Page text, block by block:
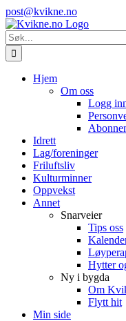
Skip
to
content
Instagram
E-
post
post@kvikne.no
Søk
etter:
Hjem
Om oss
Logg
Idrett
Lag/foreninger
Friluftsliv
Kulturminner
Oppvekst
Annet
Snarveier
Tips oss
Hytter
Ny i bygda
Om
Flytt hit
Min side